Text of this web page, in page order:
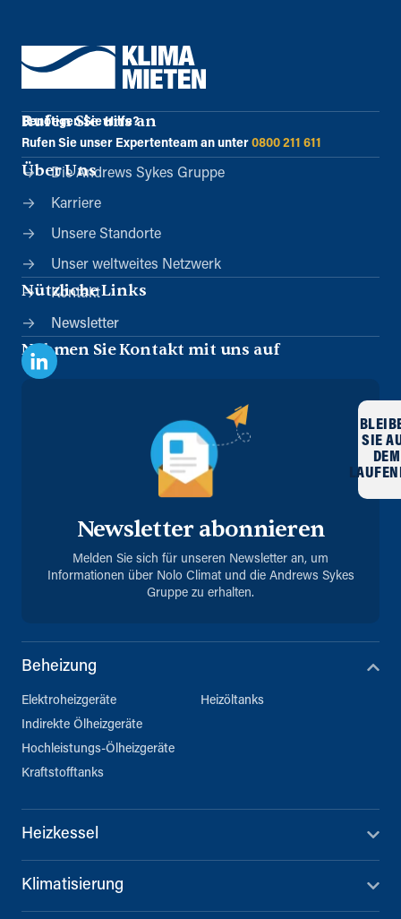
Rufen Sie uns an
Benötigen Sie Hilfe?
Rufen Sie unser Expertenteam an unter 0800 211 611
Über Uns
Die Andrews Sykes Gruppe
Karriere
Unsere Standorte
Unser weltweites Netzwerk
Nützliche Links
Kontakt
Newsletter
Nehmen Sie Kontakt mit uns auf
Newsletter abonnieren
Melden Sie sich für unseren Newsletter an, um
Informationen über Nolo Climat und die Andrews Sykes
Gruppe zu erhalten.
SIE
DEM
Beheizung
Elektroheizgeräte
Indirekte Ölheizgeräte
Hochleistungs-Ölheizgeräte
Kraftstofftanks
Heizöltanks
Heizkessel
Klimatisierung